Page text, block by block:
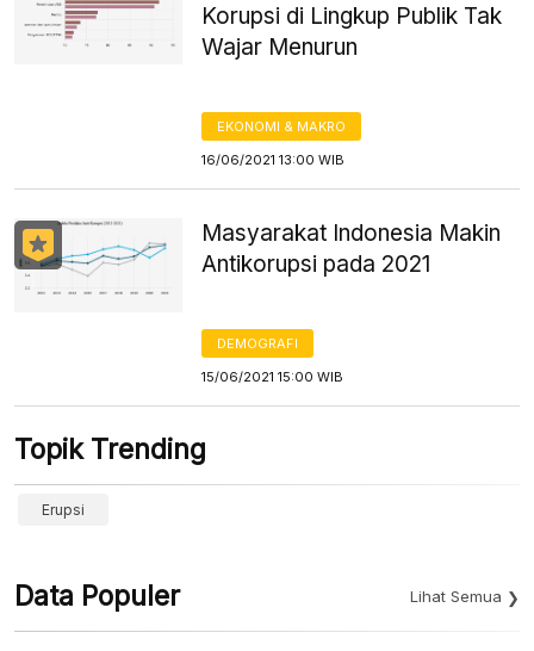
Korupsi di Lingkup Publik Tak
Wajar Menurun
EKONOMI & MAKRO
16/06/2021 13:00 WIB
Masyarakat Indonesia Makin
Antikorupsi pada 2021
DEMOGRAFI
15/06/2021 15:00 WIB
Topik Trending
Erupsi
Data Populer Lihat Semua